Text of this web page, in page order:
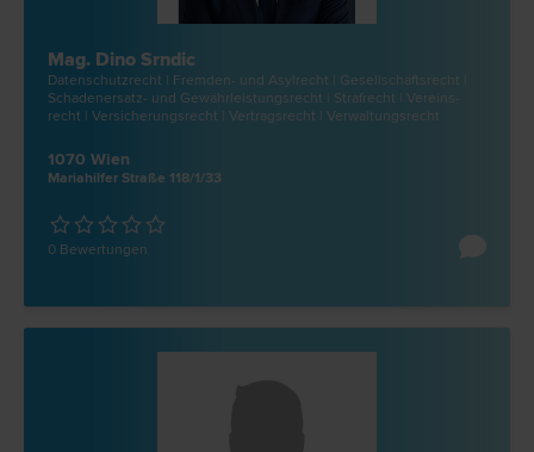
Mag. Dino Srndic
Datenschutz­recht | Fremden- und Asyl­recht | Gesellschafts­recht |
Schadenersatz- und Gewährleistungs­recht | Straf­recht | Vereins­
recht | Versicherungs­recht | Vertrags­recht | Verwaltungs­recht
1070 Wien
Mariahilfer Straße 118/1/33
0 Bewertungen